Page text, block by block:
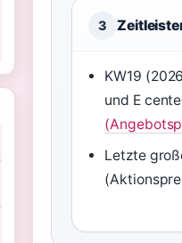
3
KW19
und E
Letzte